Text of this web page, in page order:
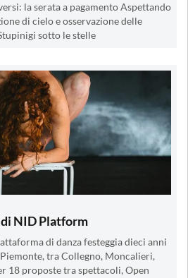
la serata a pagamento Aspettando
di cielo e osservazione delle
sotto le stelle
NID Platform
di danza festeggia dieci anni
tra Collegno, Moncalieri,
18 proposte tra spettacoli, Open